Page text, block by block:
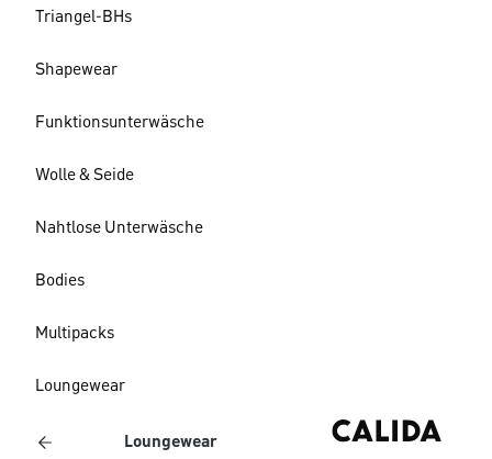
Triangel-BHs
Shapewear
Funktionsunterwäsche
Wolle & Seide
Nahtlose Unterwäsche
Bodies
Multipacks
Loungewear
Loungewear